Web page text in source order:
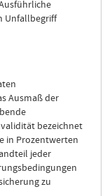
Unfallbegriff
Ausmaß der
bezeichnet
in Prozentwerten
jeder
zu